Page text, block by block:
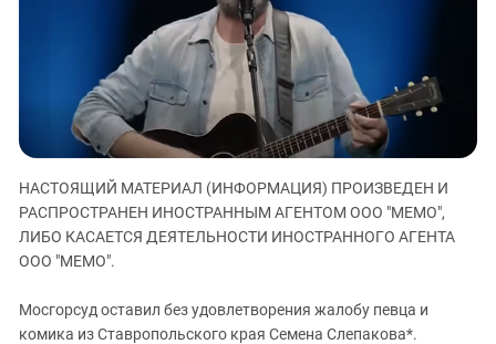
ЗАСТАВЛЯЕТ
КАВКАЗ ЗА ПАЛЕСТИНУ
ИНАКОМЫСЛИЕ В ЧЕЧНЕ
ПРЕСЛЕДОВАНИЕ АКТИВИСТОВ
МОБИЛИЗАЦИЯ И ПРОТЕСТЫ
Кабардино-Балкария
Калмыкия
Карачаево-Черкесия
Краснодарский край
Российская Федерация
Северная Осетия - Алания
НАСТОЯЩИЙ МАТЕРИАЛ (ИНФОРМАЦИЯ) ПРОИЗВЕДЕН И
РАСПРОСТРАНЕН ИНОСТРАННЫМ АГЕНТОМ ООО "МЕМО",
ЛИБО КАСАЕТСЯ ДЕЯТЕЛЬНОСТИ ИНОСТРАННОГО АГЕНТА
ООО "МЕМО".
Мосгорсуд оставил без удовлетворения жалобу певца и
комика из Ставропольского края Семена Слепакова*.